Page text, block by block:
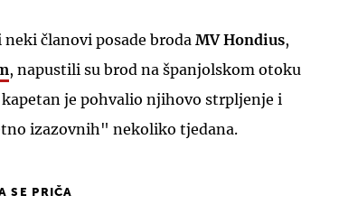
članovi posade broda MV Hondius,
, napustili su brod na španjolskom otoku
je pohvalio njihovo strpljenje i
izazovnih" nekoliko tjedana.
SE PRIČA